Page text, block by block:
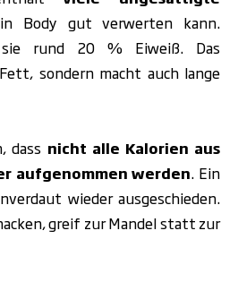
Body gut verwerten kann.
sie rund 20 % Eiweiß. Das
sondern macht auch lange
dass nicht alle Kalorien aus
aufgenommen werden. Ein
wieder ausgeschieden.
greif zur Mandel statt zur